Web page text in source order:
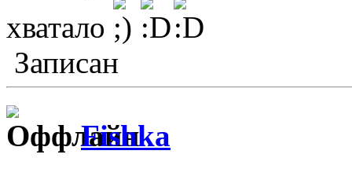
хватало
Записан
Fishka